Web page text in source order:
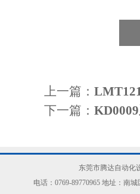
上一篇：
下一篇：
东莞市腾达自动化
电话：0769-89770965 地址：南